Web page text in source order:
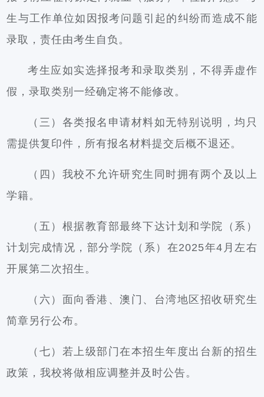
生与工作单位如因报考问题引起的纠纷而造成不能
录取，责任由考生自负。
考生应如实选择报考和录取类别，不得弄虚作
假，录取类别一经确定将不能修改。
（三）各类报名申请材料如无特别说明，均只
需提供复印件，所有报名材料提交后概不退还。
（四）我校不允许研究生同时拥有两个及以上
学籍。
（五）根据教育部最终下达计划和学院（系）
计划完成情况，部分学院（系）在2025年4月左右
开展第二次招生。
（六）面向香港、澳门、台湾地区招收研究生
简章另行公布。
（七）若上级部门在本招生年度出台新的招生
政策，我校将做相应调整并及时公告。